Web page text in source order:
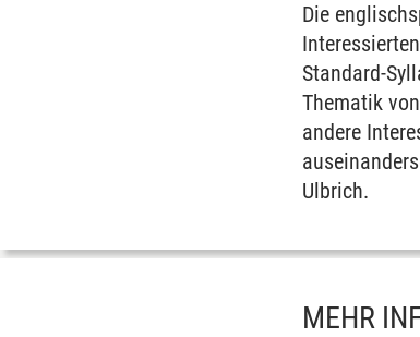
Die
Standard-
Thematik
andere
Ulbrich.
MEHR